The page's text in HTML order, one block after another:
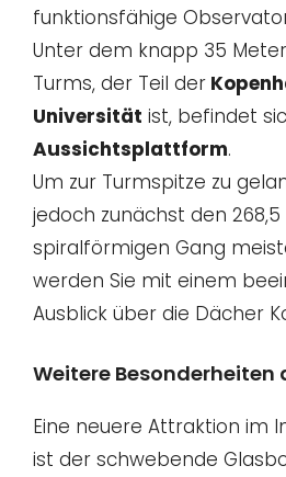
funktionsfähige
Unter dem knapp 35
Turms, der Teil der
Universität ist, befindet
Aussichtsplattform.
Um zur Turmspitze zu
jedoch zunächst den
spiralförmigen Gang
werden Sie mit einem
Ausblick über die Dächer
Weitere Besonderheiten
Eine neuere Attraktion im
ist der schwebende